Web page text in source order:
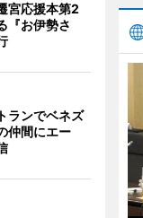
宮応援本第2
お伊勢さ
ランでベネズ
仲間にエー